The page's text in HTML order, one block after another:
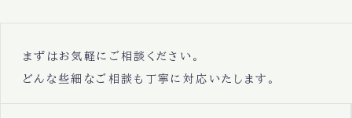
まずはお気軽にご相談ください。
どんな些細なご相談も丁寧に対応いたします。